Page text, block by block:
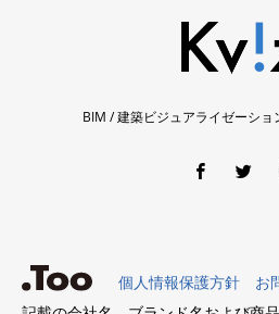
BIM / 建築ビジュアライゼーショ
個人情報保護方針
お